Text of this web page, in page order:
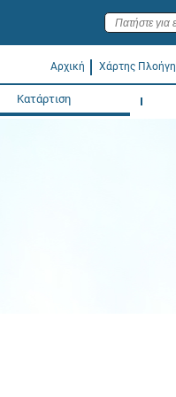
Αρχική Χάρτης
Κατάρτιση